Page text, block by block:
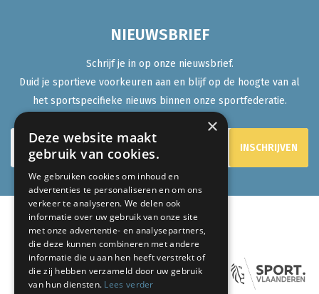
NIEUWSBRIEF
Schrijf je in op onze nieuwsbrief.
Duid je sportieve voorkeuren aan en blijf op de hoogte van al
het sportspecifieke nieuws binnen onze sportfederatie.
ONZE PARTNERS:
×
Deze website maakt
gebruik van cookies.
We gebruiken cookies om inhoud en
advertenties te personaliseren en om ons
verkeer te analyseren. We delen ook
informatie over uw gebruik van onze site
met onze advertentie- en analysepartners,
die deze kunnen combineren met andere
informatie die u aan hen heeft verstrekt of
die zij hebben verzameld door uw gebruik
van hun diensten. Lees verder